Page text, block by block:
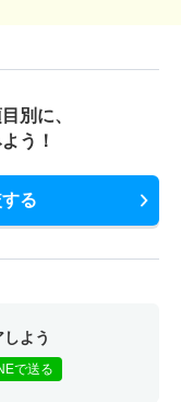
別に、
う！
る
よう
で送る